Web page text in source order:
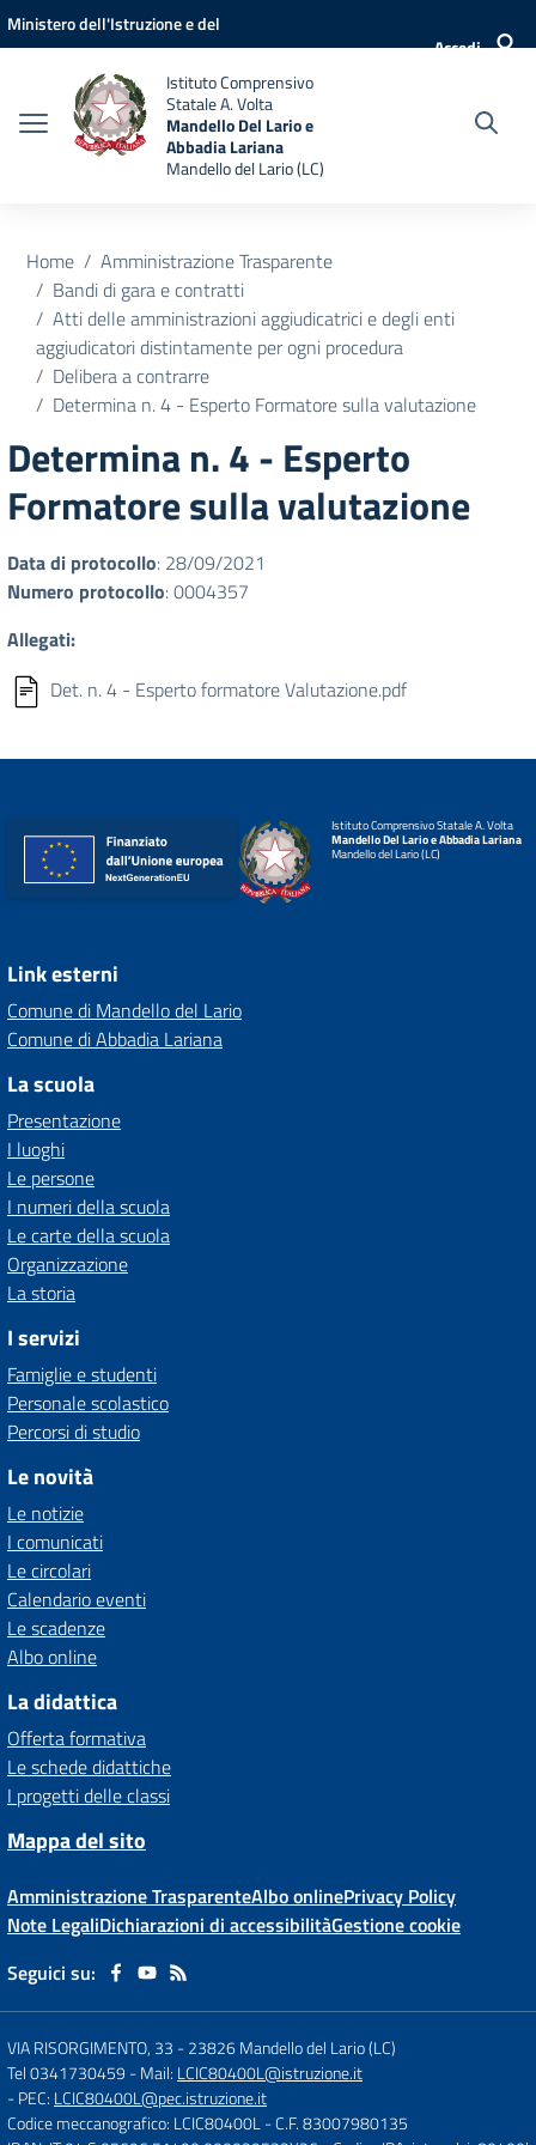
Vai ai contenuti
Vai al menu di navigazione
Vai al footer
Ministero dell'Istruzione e del
Accedi
Istituto Comprensivo
Statale A. Volta
Mandello Del Lario e
Abbadia Lariana
Mandello del Lario (LC)
Home
Amministrazione Trasparente
Bandi di gara e contratti
Atti delle amministrazioni aggiudicatrici e degli enti
aggiudicatori distintamente per ogni procedura
Delibera a contrarre
Determina n. 4 - Esperto Formatore sulla valutazione
Determina n. 4 - Esperto
Formatore sulla valutazione
Data di protocollo: 28/09/2021
Numero protocollo: 0004357
Allegati:
Det. n. 4 - Esperto formatore Valutazione.pdf
Istituto Comprensivo Statale A. Volta
Mandello Del Lario e Abbadia Lariana
Mandello del Lario (LC)
Link esterni
Comune di Mandello del Lario
Comune di Abbadia Lariana
La scuola
Presentazione
I luoghi
Le persone
I numeri della scuola
Le carte della scuola
Organizzazione
La storia
I servizi
Famiglie e studenti
Personale scolastico
Percorsi di studio
Le novità
Le notizie
I comunicati
Le circolari
Calendario eventi
Le scadenze
Albo online
La didattica
Offerta formativa
Le schede didattiche
I progetti delle classi
Mappa del sito
Amministrazione TrasparenteAlbo onlinePrivacy Policy
Note LegaliDichiarazioni di accessibilitàGestione cookie
Seguici su:
VIA RISORGIMENTO, 33 -23826 Mandello del Lario (LC)
Tel 0341730459 - Mail: LCIC80400L@istruzione.it
- PEC: LCIC80400L@pec.istruzione.it
Codice meccanografico: LCIC80400L- C.F. 83007980135